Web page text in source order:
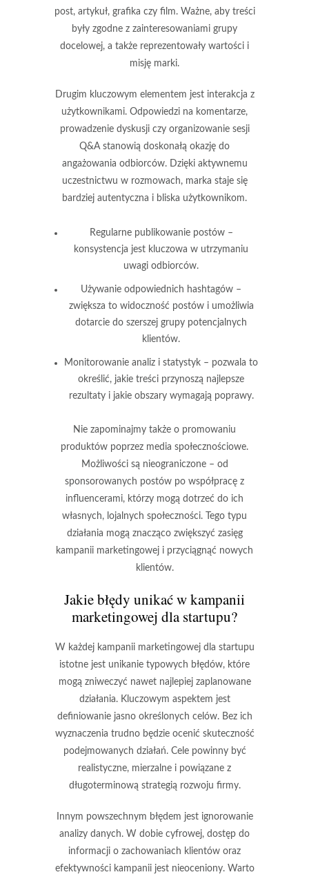
post, artykuł, grafika czy film. Ważne, aby treści
były zgodne z zainteresowaniami grupy
docelowej, a także reprezentowały wartości i
misję marki.
Drugim kluczowym elementem jest interakcja z
użytkownikami. Odpowiedzi na komentarze,
prowadzenie dyskusji czy organizowanie sesji
Q&A stanowią doskonałą okazję do
angażowania odbiorców. Dzięki aktywnemu
uczestnictwu w rozmowach, marka staje się
bardziej autentyczna i bliska użytkownikom.
Regularne publikowanie postów –
konsystencja jest kluczowa w utrzymaniu
uwagi odbiorców.
Używanie odpowiednich hashtagów –
zwiększa to widoczność postów i umożliwia
dotarcie do szerszej grupy potencjalnych
klientów.
Monitorowanie analiz i statystyk – pozwala to
określić, jakie treści przynoszą najlepsze
rezultaty i jakie obszary wymagają poprawy.
Nie zapominajmy także o promowaniu
produktów poprzez media społecznościowe.
Możliwości są nieograniczone – od
sponsorowanych postów po współpracę z
influencerami, którzy mogą dotrzeć do ich
własnych, lojalnych społeczności. Tego typu
działania mogą znacząco zwiększyć zasięg
kampanii marketingowej i przyciągnąć nowych
klientów.
Jakie błędy unikać w kampanii
marketingowej dla startupu?
W każdej kampanii marketingowej dla startupu
istotne jest unikanie typowych błędów, które
mogą zniweczyć nawet najlepiej zaplanowane
działania. Kluczowym aspektem jest
definiowanie jasno określonych celów. Bez ich
wyznaczenia trudno będzie ocenić skuteczność
podejmowanych działań. Cele powinny być
realistyczne, mierzalne i powiązane z
długoterminową strategią rozwoju firmy.
Innym powszechnym błędem jest ignorowanie
analizy danych. W dobie cyfrowej, dostęp do
informacji o zachowaniach klientów oraz
efektywności kampanii jest nieoceniony. Warto